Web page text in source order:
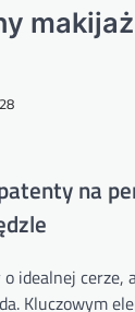
na
o idealnej cerze,
Kluczowym